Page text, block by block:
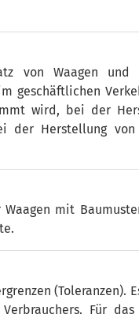
von Waagen und
geschäftlichen
wird, bei der
der Herstellung
mit
(Toleranzen).
Für